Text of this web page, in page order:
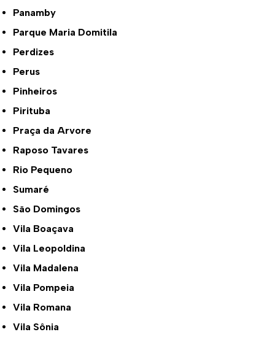
Panamby
Parque Maria Domitila
Perdizes
Perus
Pinheiros
Pirituba
Praça da Arvore
Raposo Tavares
Rio Pequeno
Sumaré
São Domingos
Vila Boaçava
Vila Leopoldina
Vila Madalena
Vila Pompeia
Vila Romana
Vila Sônia